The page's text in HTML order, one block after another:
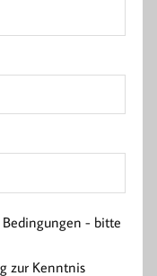
- bitte
zur Kenntnis